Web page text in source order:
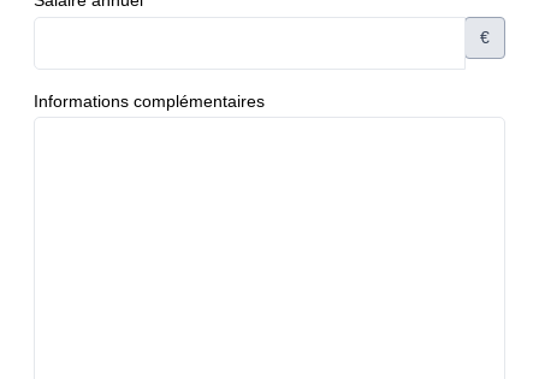
€
Informations complémentaires